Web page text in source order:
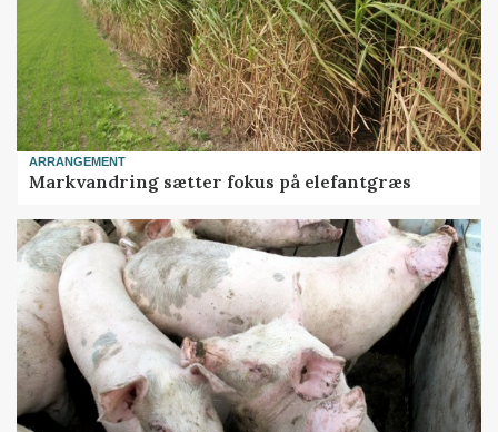
ARRANGEMENT
Markvandring sætter fokus på elefantgræs